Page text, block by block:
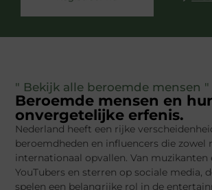
" Bekijk alle beroemde mensen "
Beroemde mensen en
onvergetelijke erfenis.
Nederland heeft een rijke
beroemdheden en influencers die zowel
internationaal opvallen. Van muzikanten
YouTubers en sterren op sociale media,
spelen een belangrijke rol in de